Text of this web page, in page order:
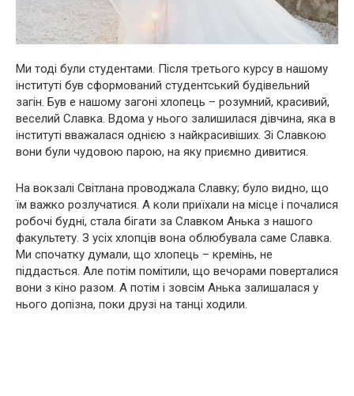
Ми тоді були студентами. Після третього курсу в нашому
інституті був сформований студентський будівельний
загін. Був e нашому загоні хлопець – розумний, красивий,
веселий Славка. Вдома у нього залишилася дівчина, яка в
інституті вважалася однією з найкрасивіших. Зі Славкою
вони були чудовою парою, на яку приємно дивитися.
На вокзалі Світлана проводжала Славку; було видно, що
їм важко розлучатися. А коли приїхали на місце і почалися
робочі будні, стала бігати за Славком Анька з нашого
факультету. З усіх хлопців вона облюбувала саме Славка.
Ми спочатку думали, що хлопець – кремінь, не
піддасться. Але потім помітили, що вечорами поверталися
вони з кіно разом. А потім і зовсім Анька залишалася у
нього допізна, поки друзі на танці ходили.